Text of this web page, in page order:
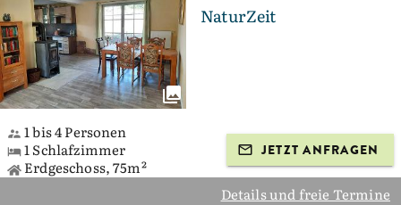
NaturZeit
1 bis 4 Personen
1 Schlafzimmer
Erdgeschoss, 75m²
JETZT ANFRAGEN
Details und freie Termine